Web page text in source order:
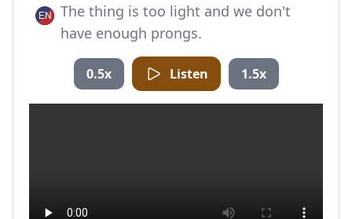
The thing is too light and we don't
have enough prongs.
0.5x Listen 1.5x